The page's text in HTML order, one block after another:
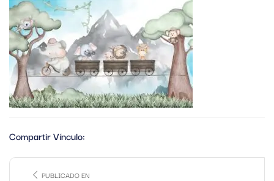
Compartir Vínculo:
PUBLICADO EN